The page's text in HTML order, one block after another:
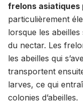
frelons asiatiques
particulièrement
lorsque les
du nectar. Les
les abeilles qui
transportent
larves, ce qui
colonies d’abeilles.